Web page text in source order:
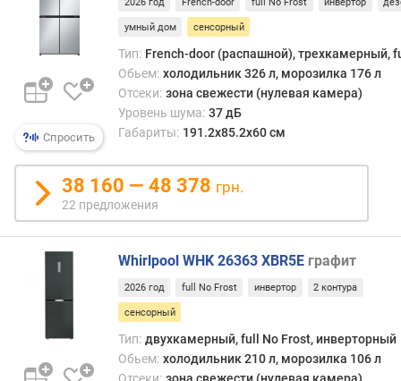
)
к
о
и
ч
с
в
о
м
р
Спросить
умный дом сенсорный
Тип: French-door (распашной), трехкамерный,
Обьем: холодильник 326 л, морозилка 176 л
Отсеки: зона свежести (нулевая камера)
Уровень шума: 37 дБ
Габариты: 191.2х85.2х60 см
38 160 — 48 378 грн.
22 предложения
Whirlpool WHK 26363 XBR5E графит
2026 год full No Frost инвертор 2 контура
сенсорный
Тип: двухкамерный, full No Frost, инверторный
Обьем: холодильник 210 л, морозилка 106 л